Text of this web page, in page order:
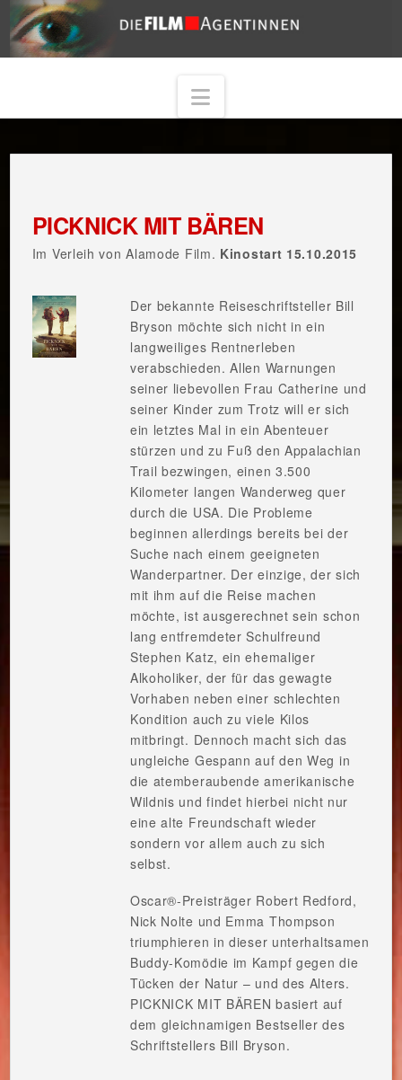
Navigation
PICKNICK MIT BÄREN
Im Verleih von Alamode Film. Kinostart 15.10.2015
Der bekannte Reiseschriftsteller Bill
Bryson möchte sich nicht in ein
langweiliges Rentnerleben
verabschieden. Allen Warnungen
seiner liebevollen Frau Catherine und
seiner Kinder zum Trotz will er sich
ein letztes Mal in ein Abenteuer
stürzen und zu Fuß den Appalachian
Trail bezwingen, einen 3.500
Kilometer langen Wanderweg quer
durch die USA. Die Probleme
beginnen allerdings bereits bei der
Suche nach einem geeigneten
Wanderpartner. Der einzige, der sich
mit ihm auf die Reise machen
möchte, ist ausgerechnet sein schon
lang entfremdeter Schulfreund
Stephen Katz, ein ehemaliger
Alkoholiker, der für das gewagte
Vorhaben neben einer schlechten
Kondition auch zu viele Kilos
mitbringt. Dennoch macht sich das
ungleiche Gespann auf den Weg in
die atemberaubende amerikanische
Wildnis und findet hierbei nicht nur
eine alte Freundschaft wieder
sondern vor allem auch zu sich
selbst.
Oscar®-Preisträger Robert Redford,
Nick Nolte und Emma Thompson
triumphieren in dieser unterhaltsamen
Buddy-Komödie im Kampf gegen die
Tücken der Natur – und des Alters.
PICKNICK MIT BÄREN basiert auf
dem gleichnamigen Bestseller des
Schriftstellers Bill Bryson.